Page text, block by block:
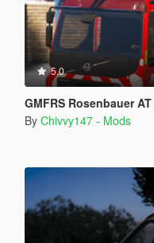
5.0
GMFRS Rosenbauer
By Chivvy147 - Mods